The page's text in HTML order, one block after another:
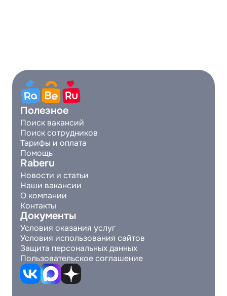
Полезное
Поиск вакансий
Поиск сотрудников
Тарифы и оплата
Помощь
Raberu
Новости и статьи
Наши вакансии
О компании
Контакты
Документы
Условия оказания услуг
Условия использования сайтов
Защита персональных данных
Пользовательское соглашение